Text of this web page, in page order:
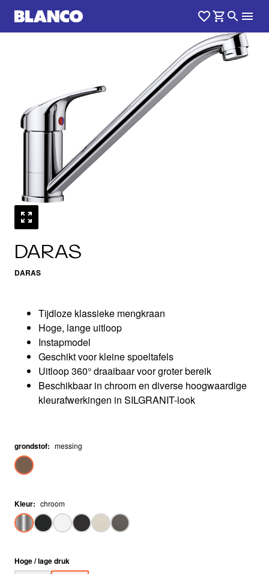
DARAS
DARAS
1
Tijdloze klassieke mengkraan
Hoge, lange uitloop
Instapmodel
Geschikt voor kleine spoeltafels
Uitloop 360° draaibaar voor groter bereik
Beschikbaar in chroom en diverse hoogwaardige
kleurafwerkingen in SILGRANIT-look
grondstof: messing
Kleur: chroom
Hoge / lage druk